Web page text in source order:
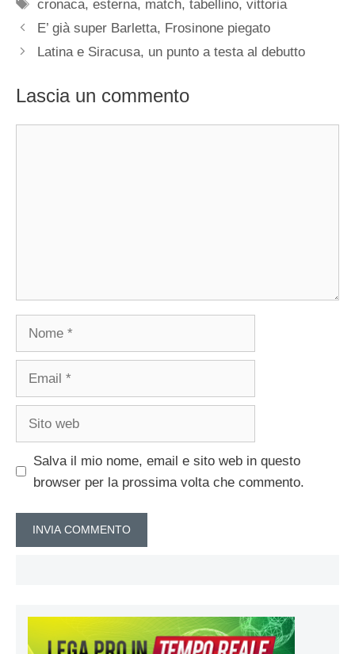
cronaca,esterna, match,tabellino,vittoria
E’ già super Barletta, Frosinone piegato
Latina e Siracusa, un punto a testa al debutto
Lascia un commento
Nome
Email
Sito
Salva il mio nome, email e sito web in questo
browser per la prossima volta che commento.